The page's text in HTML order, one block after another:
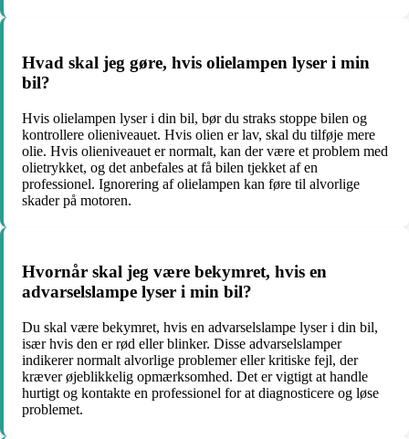
Hvad skal jeg gøre, hvis olielampen lyser i min
bil?
Hvis olielampen lyser i din bil, bør du straks stoppe bilen og
kontrollere olieniveauet. Hvis olien er lav, skal du tilføje mere
olie. Hvis olieniveauet er normalt, kan der være et problem med
olietrykket, og det anbefales at få bilen tjekket af en
professionel. Ignorering af olielampen kan føre til alvorlige
skader på motoren.
Hvornår skal jeg være bekymret, hvis en
advarselslampe lyser i min bil?
Du skal være bekymret, hvis en advarselslampe lyser i din bil,
især hvis den er rød eller blinker. Disse advarselslamper
indikerer normalt alvorlige problemer eller kritiske fejl, der
kræver øjeblikkelig opmærksomhed. Det er vigtigt at handle
hurtigt og kontakte en professionel for at diagnosticere og løse
problemet.